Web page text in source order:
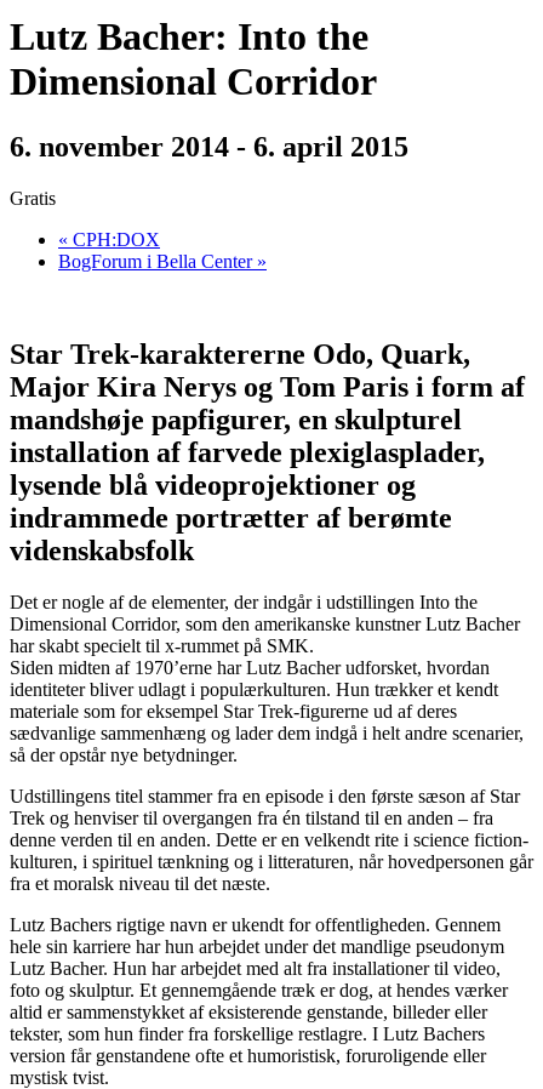
Lutz Bacher: Into the
Dimensional Corridor
6. november 2014 - 6. april 2015
Gratis
« CPH:DOX
BogForum i Bella Center »
Star Trek-karaktererne Odo, Quark,
Major Kira Nerys og Tom Paris i form af
mandshøje papfigurer, en skulpturel
installation af farvede plexiglasplader,
lysende blå videoprojektioner og
indrammede portrætter af berømte
videnskabsfolk
Det er nogle af de elementer, der indgår i udstillingen Into the
Dimensional Corridor, som den amerikanske kunstner Lutz Bacher
har skabt specielt til x-rummet på SMK.
Siden midten af 1970’erne har Lutz Bacher udforsket, hvordan
identiteter bliver udlagt i populærkulturen. Hun trækker et kendt
materiale som for eksempel Star Trek-figurerne ud af deres
sædvanlige sammenhæng og lader dem indgå i helt andre scenarier,
så der opstår nye betydninger.
Udstillingens titel stammer fra en episode i den første sæson af Star
Trek og henviser til overgangen fra én tilstand til en anden – fra
denne verden til en anden. Dette er en velkendt rite i science fiction-
kulturen, i spirituel tænkning og i litteraturen, når hovedpersonen går
fra et moralsk niveau til det næste.
Lutz Bachers rigtige navn er ukendt for offentligheden. Gennem
hele sin karriere har hun arbejdet under det mandlige pseudonym
Lutz Bacher. Hun har arbejdet med alt fra installationer til video,
foto og skulptur. Et gennemgående træk er dog, at hendes værker
altid er sammenstykket af eksisterende genstande, billeder eller
tekster, som hun finder fra forskellige restlagre. I Lutz Bachers
version får genstandene ofte et humoristisk, foruroligende eller
mystisk tvist.